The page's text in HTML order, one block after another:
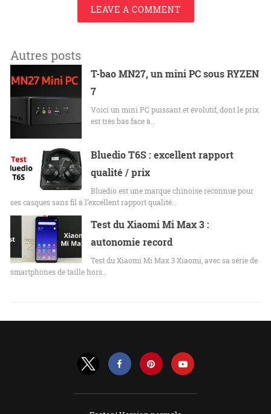
LEAVE A COMMENT
Autres posts
T-bao MN27, un mini PC sous RYZEN
7
Voici un mini PC puissant et évolutif, dont le prix
est très bas face à…
Bluedio T6S : excellent rapport
qualité / prix
Bluedio est une marque chinoise reconnue pour
ses casques sans fil à l’excellent rapport qualité…
Test du Xiaomi Mi Max 3 :
autonomie record
Test du Xiaomi Mi Max 3 Xiaomi, avec sa série de
smartphones de taille hors…